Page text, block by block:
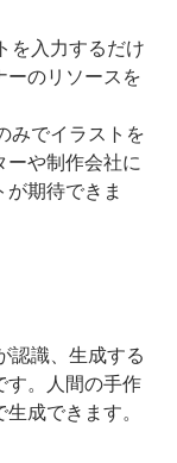
を入力するだけ
ーのリソースを
みでイラストを
や制作会社に
期待できま
認識、生成する
す。人間の手作
成できます。